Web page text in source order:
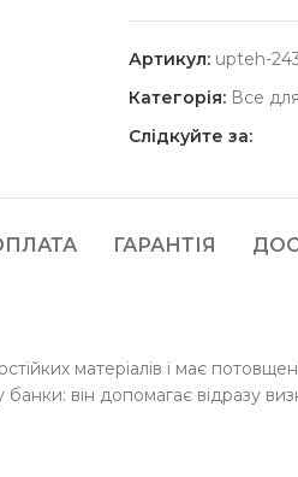
Артикул: upteh-
Категорія: Все
Слідкуйте за:
ГАРАНТІЯ
матеріалів і має
він допомагає відразу